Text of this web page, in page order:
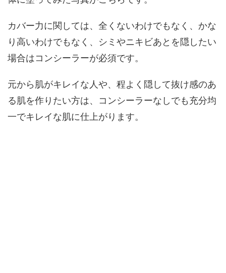
カバー力に関しては、全くないわけでもなく、かな
り高いわけでもなく、シミやニキビあとを隠したい
場合はコンシーラーが必須です。
元から肌がキレイな人や、程よく隠して抜け感のあ
る肌を作りたい方は、コンシーラーなしでも充分均
一でキレイな肌に仕上がります。